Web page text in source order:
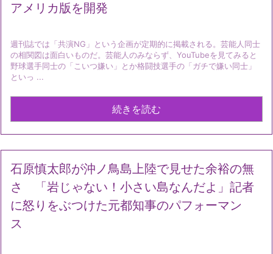
アメリカ版を開発
週刊誌では「共演NG」という企画が定期的に掲載される。芸能人同士
の相関図は面白いものだ。芸能人のみならず、YouTubeを見てみると
野球選手同士の「こいつ嫌い」とか格闘技選手の「ガチで嫌い同士」
といっ ...
続きを読む
石原慎太郎が沖ノ鳥島上陸で見せた余裕の無
さ 「岩じゃない！小さい島なんだよ」記者
に怒りをぶつけた元都知事のパフォーマン
ス